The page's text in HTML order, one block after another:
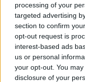
processing of your
targeted advertising
section to confirm
opt-out request is
interest-based ads
us or personal
your opt-out. You
disclosure of your
Παράλληλα
γυμναστήρια θα
υποχρεωτικότητα
νόσησης από όλα
περίπτωση θα
της χωρητικότητάς